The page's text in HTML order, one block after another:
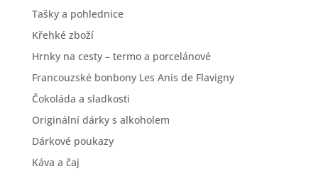
Tašky a pohlednice
Křehké zboží
Hrnky na cesty – termo a porcelánové
Francouzské bonbony Les Anis de Flavigny
Čokoláda a sladkosti
Originální dárky s alkoholem
Dárkové poukazy
Káva a čaj